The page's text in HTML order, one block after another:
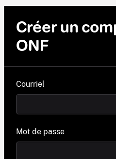
Créer un
ONF
Courriel
Mot de passe